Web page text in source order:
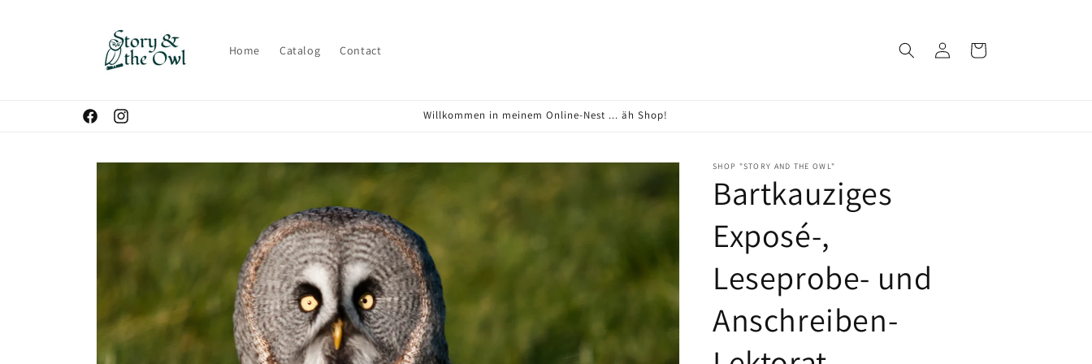
Home Catalog Contact
in
Cart
FacebookInstagram
Willkommen in meinem Online-Nest ... äh Shop!
Skip to
SHOP "STORY AND THE OWL"
Bartkauziges
Exposé-,
Leseprobe- und
Anschreiben-